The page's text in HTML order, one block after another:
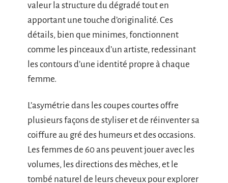
valeur la structure du dégradé tout en
apportant une touche d’originalité. Ces
détails, bien que minimes, fonctionnent
comme les pinceaux d’un artiste, redessinant
les contours d’une identité propre à chaque
femme.
L’asymétrie dans les coupes courtes offre
plusieurs façons de styliser et de réinventer sa
coiffure au gré des humeurs et des occasions.
Les femmes de 60 ans peuvent jouer avec les
volumes, les directions des mèches, et le
tombé naturel de leurs cheveux pour explorer